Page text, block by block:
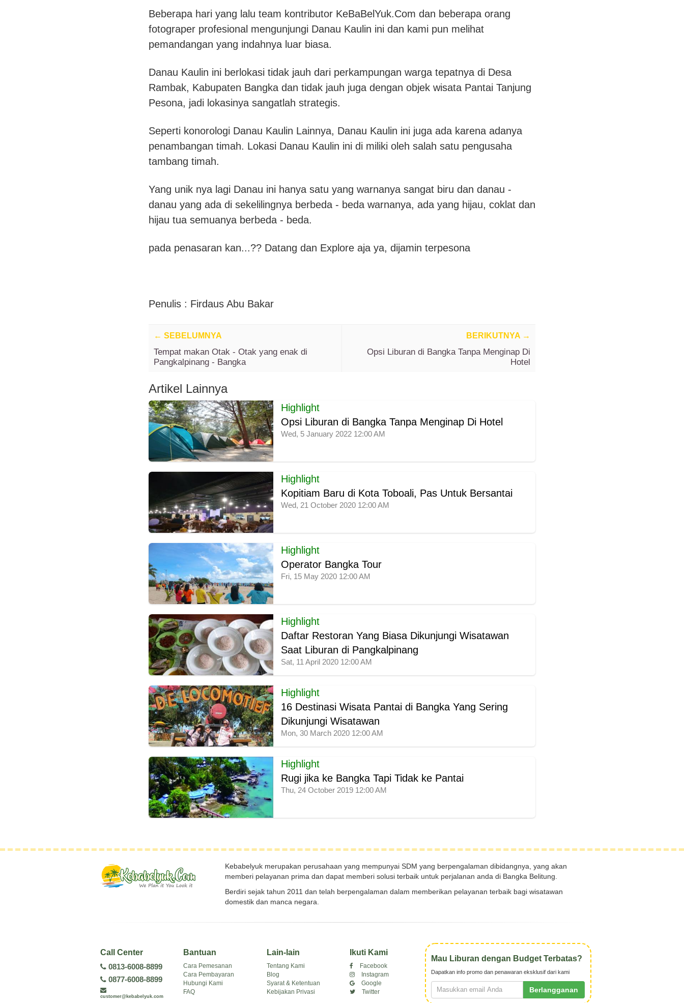
Beberapa hari yang lalu team kontributor KeBaBelYuk.Com dan beberapa orang
fotograper profesional mengunjungi Danau Kaulin ini dan kami pun melihat
pemandangan yang indahnya luar biasa.
Danau Kaulin ini berlokasi tidak jauh dari perkampungan warga tepatnya di Desa
Rambak, Kabupaten Bangka dan tidak jauh juga dengan objek wisata Pantai Tanjung
Pesona, jadi lokasinya sangatlah strategis.
Seperti konorologi Danau Kaulin Lainnya, Danau Kaulin ini juga ada karena adanya
penambangan timah. Lokasi Danau Kaulin ini di miliki oleh salah satu pengusaha
tambang timah.
Yang unik nya lagi Danau ini hanya satu yang warnanya sangat biru dan danau -
danau yang ada di sekelilingnya berbeda - beda warnanya, ada yang hijau, coklat dan
hijau tua semuanya berbeda - beda.
pada penasaran kan...?? Datang dan Explore aja ya, dijamin terpesona
Penulis : Firdaus Abu Bakar
← SEBELUMNYA
Tempat makan Otak - Otak yang enak di
Pangkalpinang - Bangka
BERIKUTNYA →
Opsi Liburan di Bangka Tanpa Menginap Di
Hotel
Artikel Lainnya
Highlight
Opsi Liburan di Bangka Tanpa Menginap Di Hotel
Wed, 5 January 2022 12:00 AM
Highlight
Kopitiam Baru di Kota Toboali, Pas Untuk Bersantai
Wed, 21 October 2020 12:00 AM
Highlight
Operator Bangka Tour
Fri, 15 May 2020 12:00 AM
Highlight
Daftar Restoran Yang Biasa Dikunjungi Wisatawan
Saat Liburan di Pangkalpinang
Sat, 11 April 2020 12:00 AM
Highlight
16 Destinasi Wisata Pantai di Bangka Yang Sering
Dikunjungi Wisatawan
Mon, 30 March 2020 12:00 AM
Highlight
Rugi jika ke Bangka Tapi Tidak ke Pantai
Thu, 24 October 2019 12:00 AM
Kebabelyuk merupakan perusahaan yang mempunyai SDM yang berpengalaman dibidangnya, yang akan
memberi pelayanan prima dan dapat memberi solusi terbaik untuk perjalanan anda di Bangka Belitung.
Berdiri sejak tahun 2011 dan telah berpengalaman dalam memberikan pelayanan terbaik bagi wisatawan
domestik dan manca negara.
Call Center
0813-6008-8899
0877-6008-8899
customer@kebabelyuk.com
Bantuan
Cara Pemesanan
Cara Pembayaran
Hubungi Kami
FAQ
Lain-lain
Tentang Kami
Blog
Syarat & Ketentuan
Kebijakan Privasi
Ikuti Kami
Facebook
Instagram
Google
Twitter
Mau Liburan dengan Budget Terbatas?
Dapatkan info promo dan penawaran eksklusif dari kami
Berlangganan